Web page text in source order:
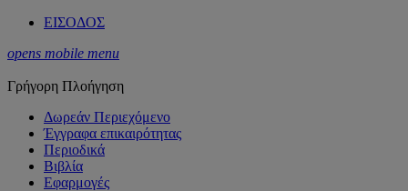
ΕΙΣΟΔΟΣ
opens mobile menu
Γρήγορη Πλοήγηση
Δωρεάν Περιεχόμενο
Έγγραφα επικαιρότητας
Περιοδικά
Βιβλία
Εφαρμογές